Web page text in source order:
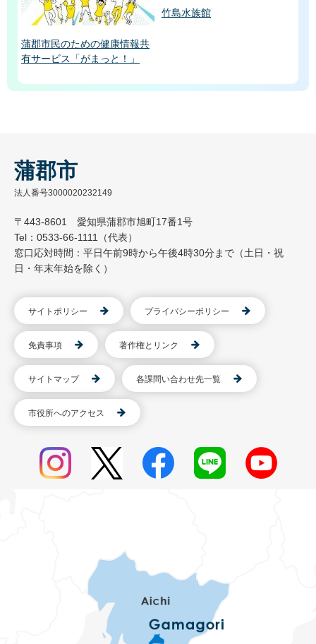
蒲郡市民のための健康情報共
有サービス「がまっと！」
竹島水族館
蒲郡市
法人番号3000020232149
〒443-8601 愛知県蒲郡市旭町17番1号
Tel：0533-66-1111（代表）
窓口応対時間：平日午前9時から午後4時30分まで（土日・祝
日・年末年始を除く）
サイトポリシー プライバシーポリシー
免責事項 著作権とリンク
サイトマップ 各課問い合わせ先一覧
市役所へのアクセス